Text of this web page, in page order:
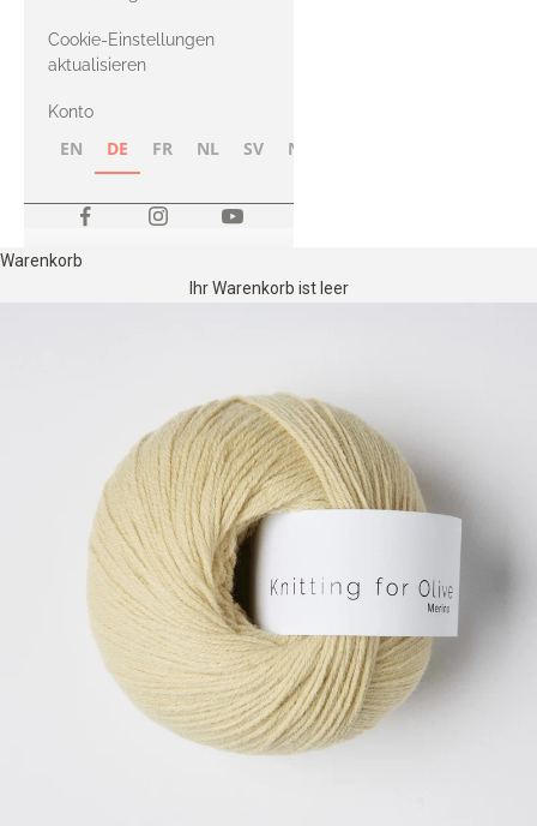
Cookie-Einstellungen
aktualisieren
Konto
EN DE FR NL SV NB
Warenkorb
Ihr Warenkorb ist leer